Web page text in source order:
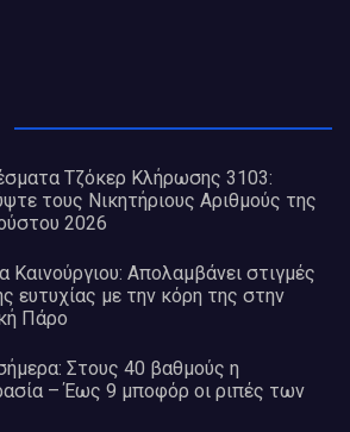
Τζόκερ Κλήρωσης 3103:
τους Νικητήριους Αριθμούς της
2026
Καινούργιου: Απολαμβάνει στιγμές
ευτυχίας με την κόρη της στην
Πάρο
Στους 40 βαθμούς η
– Έως 9 μποφόρ οι ριπές των